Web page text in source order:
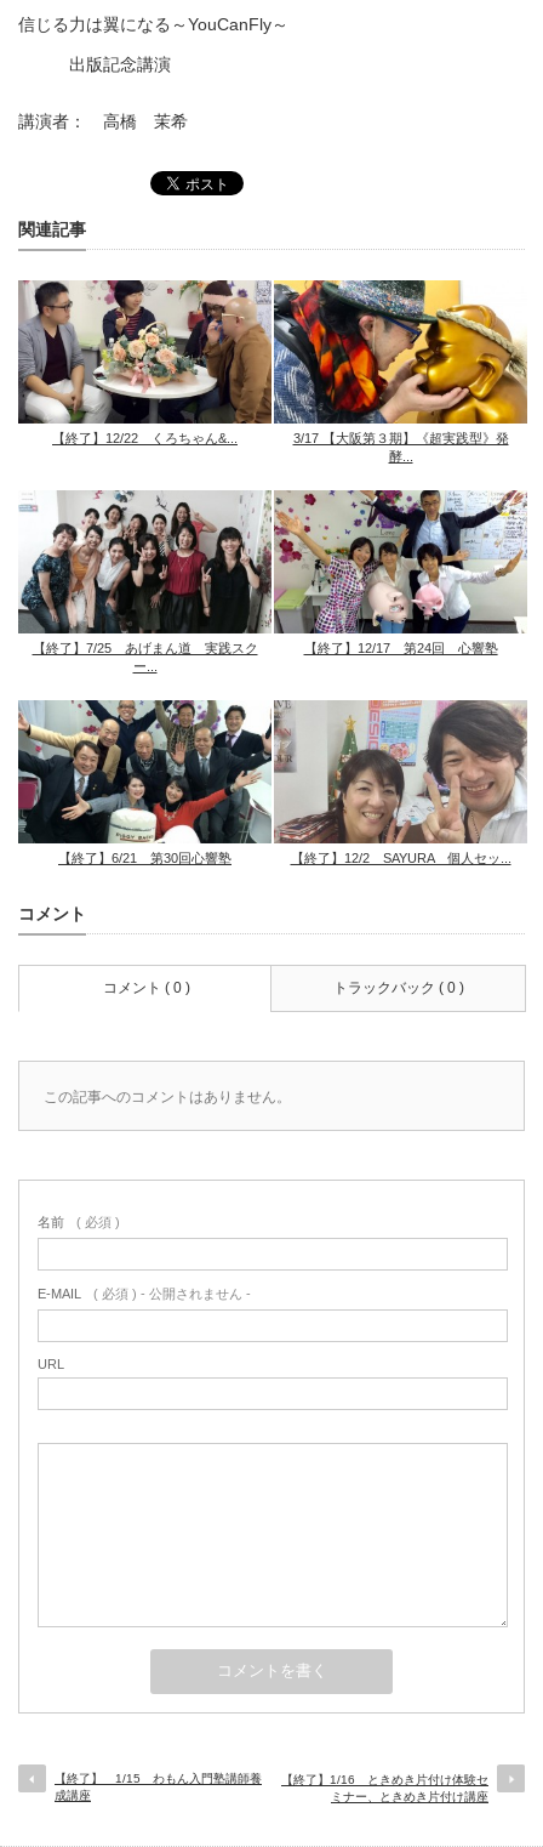
信じる力は翼になる～YouCanFly～
出版記念講演
講演者： 高橋 茉希
関連記事
【終了】12/22 くろちゃん&...
3/17 【大阪第３期】《超実践型》発
酵...
【終了】7/25 あげまん道 実践スク
ー...
【終了】12/17 第24回 心響塾
【終了】6/21 第30回心響塾 【終了】12/2 SAYURA 個人セッ...
コメント
コメント ( 0 ) トラックバック ( 0 )
この記事へのコメントはありません。
名前 ( 必須 )
E-MAIL ( 必須 ) - 公開されません -
URL
【終了】 1/15 わもん入門塾講師養
成講座
【終了】1/16 ときめき片付け体験セ
ミナー、ときめき片付け講座